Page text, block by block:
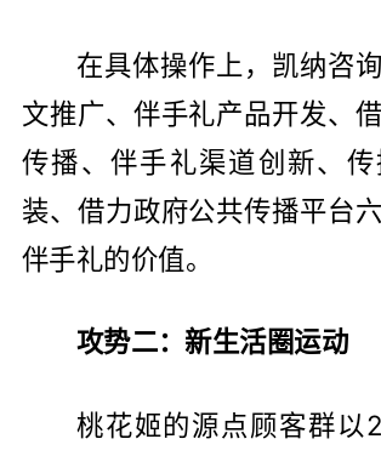
在具体操作上，凯纳咨
文推广、伴手礼产品开发、
传播、伴手礼渠道创新、
装、借力政府公共传播平台
伴手礼的价值。
攻势二：新生活圈运动
桃花姬的源点顾客群